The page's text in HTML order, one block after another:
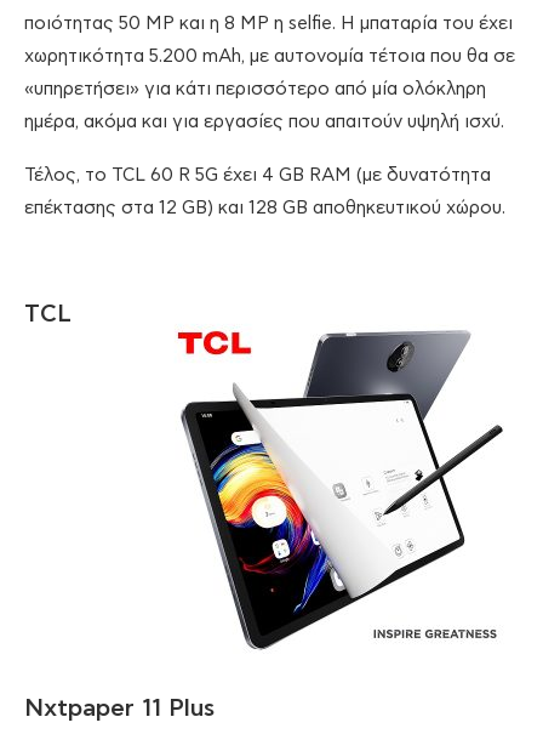
ποιότητας 50 MP και η 8 MP η selfie. Η μπαταρία του έχει
χωρητικότητα 5.200 mAh, με αυτονομία τέτοια που θα σε
«υπηρετήσει» για κάτι περισσότερο από μία ολόκληρη
ημέρα, ακόμα και για εργασίες που απαιτούν υψηλή ισχύ.
Τέλος, το TCL 60 R 5G έχει 4 GB RAM (με δυνατότητα
επέκτασης στα 12 GB) και 128 GB αποθηκευτικού χώρου.
TCL
Nxtpaper 11 Plus